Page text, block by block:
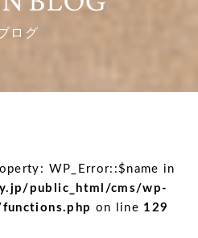
ログ
WP_Error::$name in
public_html/cms/wp-
on line 129